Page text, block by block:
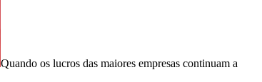
Quando os lucros das maiores empresas continuam a